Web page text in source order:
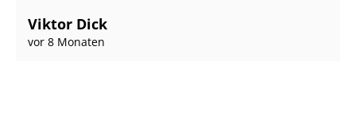
Viktor Dick
vor 8 Monaten